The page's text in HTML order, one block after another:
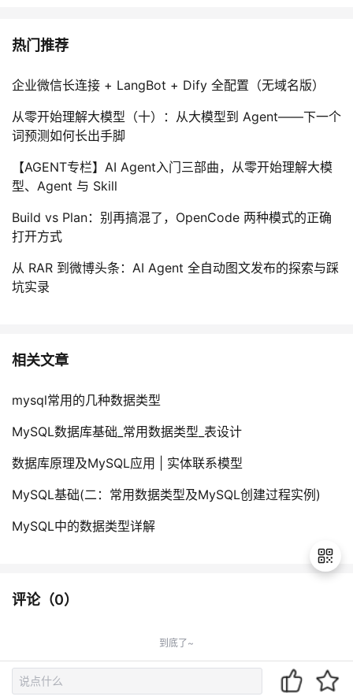
热门推荐
企业微信长连接 + LangBot + Dify 全配置（无域名版）
从零开始理解大模型（十）：从大模型到 Agent——下一个
词预测如何长出手脚
【AGENT专栏】AI Agent入门三部曲，从零开始理解大模
型、Agent 与 Skill
Build vs Plan：别再搞混了，OpenCode 两种模式的正确
打开方式
从 RAR 到微博头条：AI Agent 全自动图文发布的探索与踩
坑实录
相关文章
mysql常用的几种数据类型
MySQL数据库基础_常用数据类型_表设计
数据库原理及MySQL应用 | 实体联系模型
MySQL基础(二：常用数据类型及MySQL创建过程实例)
MySQL中的数据类型详解
评论（0）
到底了~